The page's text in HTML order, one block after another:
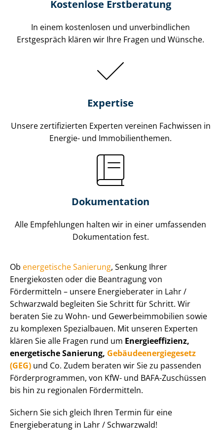
Kostenlose Erstberatung
In einem kostenlosen und unverbindlichen
Erstgespräch klären wir Ihre Fragen und Wünsche.
Expertise
Unsere zertifizierten Experten vereinen Fachwissen in
Energie- und Im­mo­bi­li­en­the­men.
Dokumentation
Alle Empfehlungen halten wir in einer umfassenden
Dokumentation fest.
Ob energetische Sanierung, Senkung Ihrer
Energiekosten oder die Beantragung von
Fördermitteln – unsere Energieberater in Lahr /
Schwarzwald begleiten Sie Schritt für Schritt. Wir
beraten Sie zu Wohn- und Ge­wer­be­im­mo­bi­li­en sowie
zu komplexen Spezialbauen. Mit unseren Experten
klären Sie alle Fragen rund um En­er­gie­ef­fi­zi­enz,
energetische Sanierung, Ge­bäu­de­en­er­gie­ge­setz
(GEG) und Co. Zudem beraten wir Sie zu passenden
För­der­pro­gram­men, von KfW- und BAFA-Zuschüssen
bis hin zu regionalen Fördermitteln.
Sichern Sie sich gleich Ihren Termin für eine
Energieberatung in Lahr / Schwarzwald!